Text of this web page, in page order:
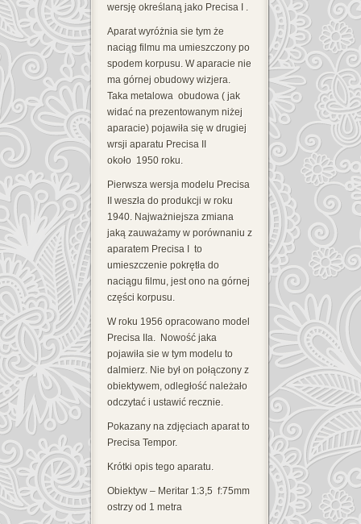
wersję określaną jako Precisa I .
Aparat wyróżnia sie tym że
naciąg filmu ma umieszczony po
spodem korpusu. W aparacie nie
ma górnej obudowy wizjera.
Taka metalowa obudowa ( jak
widać na prezentowanym niżej
aparacie) pojawiła się w drugiej
wrsji aparatu Precisa II
około 1950 roku.
Pierwsza wersja modelu Precisa
II weszła do produkcji w roku
1940. Najważniejsza zmiana
jaką zauważamy w porównaniu z
aparatem Precisa I to
umieszczenie pokrętła do
naciągu filmu, jest ono na górnej
części korpusu.
W roku 1956 opracowano model
Precisa IIa. Nowość jaka
pojawiła sie w tym modelu to
dalmierz. Nie był on połączony z
obiektywem, odległość należało
odczytać i ustawić recznie.
Pokazany na zdjęciach aparat to
Precisa Tempor.
Krótki opis tego aparatu.
Obiektyw – Meritar 1:3,5 f:75mm
ostrzy od 1 metra